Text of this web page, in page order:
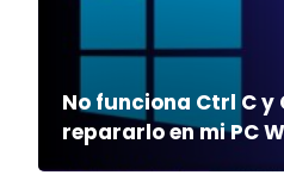
No funciona Ctrl C y
repararlo en mi PC